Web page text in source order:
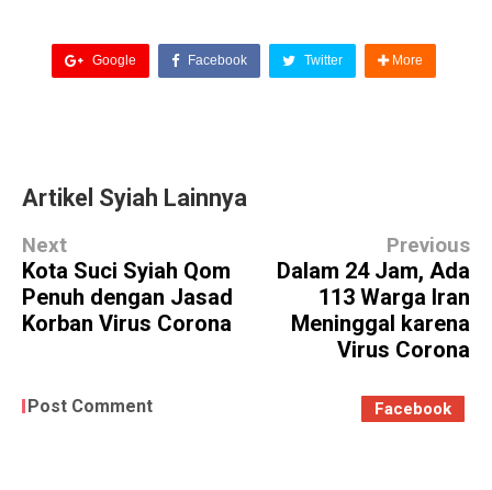
Google Facebook Twitter More
Artikel Syiah Lainnya
Next
Kota Suci Syiah Qom
Penuh dengan Jasad
Korban Virus Corona
Previous
Dalam 24 Jam, Ada
113 Warga Iran
Meninggal karena
Virus Corona
Post Comment Facebook